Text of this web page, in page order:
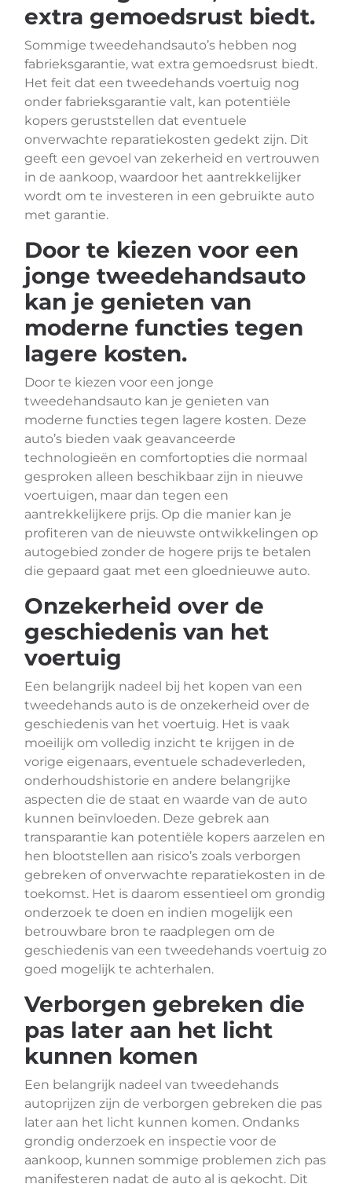
extra gemoedsrust biedt.
Sommige tweedehandsauto’s hebben nog
fabrieksgarantie, wat extra gemoedsrust biedt.
Het feit dat een tweedehands voertuig nog
onder fabrieksgarantie valt, kan potentiële
kopers geruststellen dat eventuele
onverwachte reparatiekosten gedekt zijn. Dit
geeft een gevoel van zekerheid en vertrouwen
in de aankoop, waardoor het aantrekkelijker
wordt om te investeren in een gebruikte auto
met garantie.
Door te kiezen voor een
jonge tweedehandsauto
kan je genieten van
moderne functies tegen
lagere kosten.
Door te kiezen voor een jonge
tweedehandsauto kan je genieten van
moderne functies tegen lagere kosten. Deze
auto’s bieden vaak geavanceerde
technologieën en comfortopties die normaal
gesproken alleen beschikbaar zijn in nieuwe
voertuigen, maar dan tegen een
aantrekkelijkere prijs. Op die manier kan je
profiteren van de nieuwste ontwikkelingen op
autogebied zonder de hogere prijs te betalen
die gepaard gaat met een gloednieuwe auto.
Onzekerheid over de
geschiedenis van het
voertuig
Een belangrijk nadeel bij het kopen van een
tweedehands auto is de onzekerheid over de
geschiedenis van het voertuig. Het is vaak
moeilijk om volledig inzicht te krijgen in de
vorige eigenaars, eventuele schadeverleden,
onderhoudshistorie en andere belangrijke
aspecten die de staat en waarde van de auto
kunnen beïnvloeden. Deze gebrek aan
transparantie kan potentiële kopers aarzelen en
hen blootstellen aan risico’s zoals verborgen
gebreken of onverwachte reparatiekosten in de
toekomst. Het is daarom essentieel om grondig
onderzoek te doen en indien mogelijk een
betrouwbare bron te raadplegen om de
geschiedenis van een tweedehands voertuig zo
goed mogelijk te achterhalen.
Verborgen gebreken die
pas later aan het licht
kunnen komen
Een belangrijk nadeel van tweedehands
autoprijzen zijn de verborgen gebreken die pas
later aan het licht kunnen komen. Ondanks
grondig onderzoek en inspectie voor de
aankoop, kunnen sommige problemen zich pas
manifesteren nadat de auto al is gekocht. Dit